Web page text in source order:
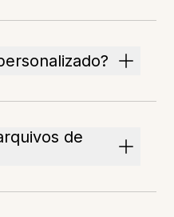
de